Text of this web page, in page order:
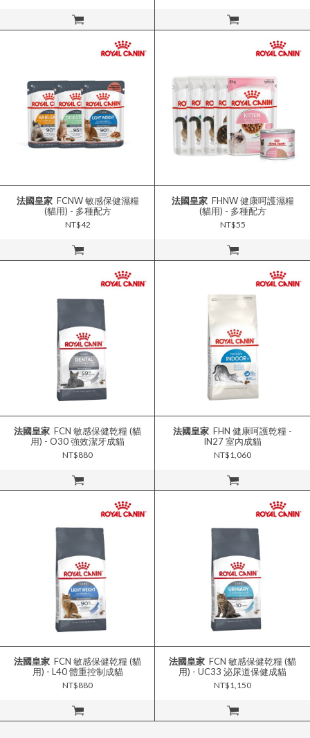
立即購買 立即購買
立即購買
法國皇家FCNW 敏感保健濕糧
(貓用) - 多種配方
NT$42
立即購買
法國皇家FHNW 健康呵護濕糧
(貓用) - 多種配方
NT$55
立即購買
法國皇家
用) - O30 強效潔牙成貓
NT$880
立即購買
法國皇家
IN27 室內成貓
NT$1,060
立即購買
法國皇家
用) - L40 體重控制成貓
NT$880
立即購買
法國皇家
用) - UC33 泌尿道保健成貓
NT$1,150